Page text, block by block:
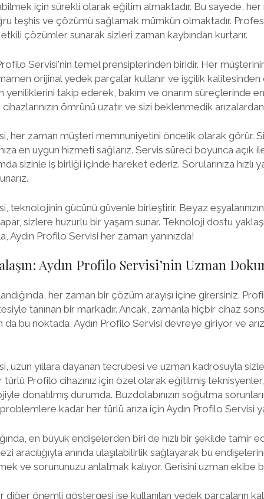
için sürekli olarak eğitim almaktadır. Bu sayede,
teşhis ve çözümü sağlamak mümkün olmaktadır.
çözümler sunarak sizleri zaman kaybından kurtarır.
Servisi'nin temel prensiplerinden biridir. Her
orijinal yedek parçalar kullanır ve işçilik
yeniliklerini takip ederek, bakım ve onarım süreçlerinde
cihazlarınızın ömrünü uzatır ve sizi beklenmedik
her zaman müşteri memnuniyetini öncelik olarak görür.
en uygun hizmeti sağlarız. Servis süreci boyunca açık
sizinle iş birliği içinde hareket ederiz. Sorularınıza hızlı
teknolojinin gücünü güvenle birleştirir. Beyaz
sizlere huzurlu bir yaşam sunar. Teknoloji dostu
Aydın Profilo Servisi her zaman yanınızda!
Aydın Profilo Servisi’nin Uzman
her zaman bir çözüm arayışı içine girersiniz.
tanınan bir markadır. Ancak, zamanla hiçbir cihaz
da bu noktada, Aydın Profilo Servisi devreye giriyor ve
uzun yıllara dayanan tecrübesi ve uzman kadrosuyla
türlü Profilo cihazınız için özel olarak eğitilmiş
donatılmış durumda. Buzdolabınızın soğutma
kadar her türlü arıza için Aydın Profilo Servisi
en büyük endişelerden biri de hızlı bir şekilde tamir
aracılığıyla anında ulaşılabilirlik sağlayarak bu
ve sorununuzu anlatmak kalıyor. Gerisini uzman ekibe
diğer önemli göstergesi ise kullanılan yedek parçaların